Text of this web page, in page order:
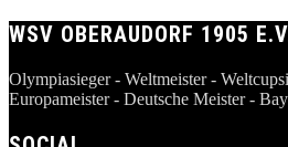
WSV OBERAUDORF 1905
Olympiasieger - Weltmeister -
Europameister - Deutsche Meister -